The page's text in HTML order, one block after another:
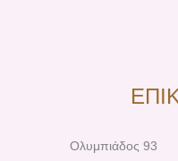
Ολυμπιάδος 93